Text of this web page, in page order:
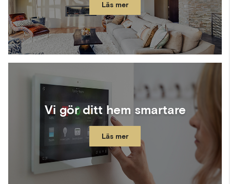
Läs mer
Vi gör ditt hem smartare
Läs mer